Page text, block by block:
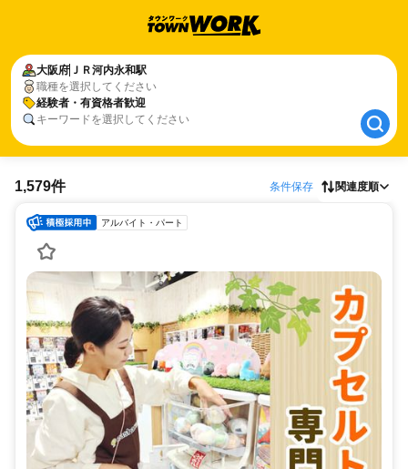
大阪府 ＪＲ河内永和駅
職種を選択してください
経験者・有資格者歓迎
キーワードを選択してください
大阪府 ＪＲ河内永和駅
経験者・有資格者歓迎
1,579件 条件保存 関連度順
アルバイト・パート